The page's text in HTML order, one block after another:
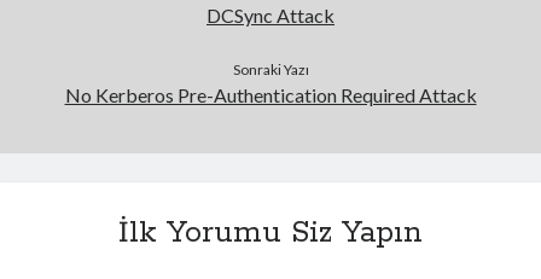
Hani sabah saat 5, hava ağarmaya başlıyor.
15. kahveni içiyorsun 30 saattir bilgisayar başındasın.
DCSync Attack
Sonraki Yazı
No Kerberos Pre-Authentication Required Attack
İlk Yorumu Siz Yapın